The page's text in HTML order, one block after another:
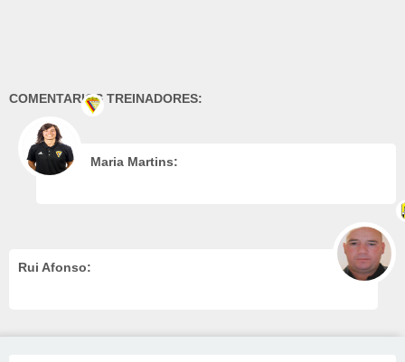
COMENTARIOS TREINADORES:
Maria Martins:
Rui Afonso: